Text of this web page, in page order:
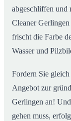
abgeschliffen und
Cleaner
frischt die Farbe
Wasser und
Fordern Sie
Angebot zur
Gerlingen an!
gehen muss,